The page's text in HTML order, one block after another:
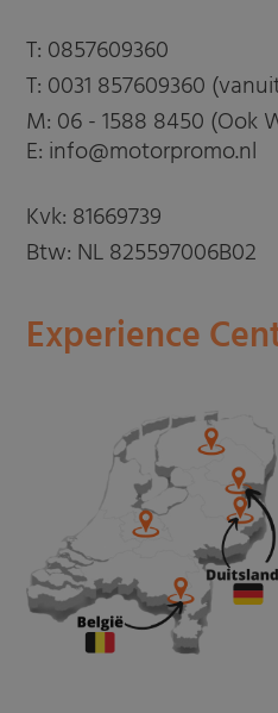
T: 0857609360
T: 0031 857609360
M: 06 - 1588 8450 (Ook
E: info@motorpromo.nl
Kvk: 81669739
Btw: NL 825597006B02
Experience